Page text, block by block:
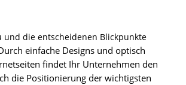
und die entscheidenen Blickpunkte
einfache Designs und optisch
findet Ihr Unternehmen den
die Positionierung der wichtigsten